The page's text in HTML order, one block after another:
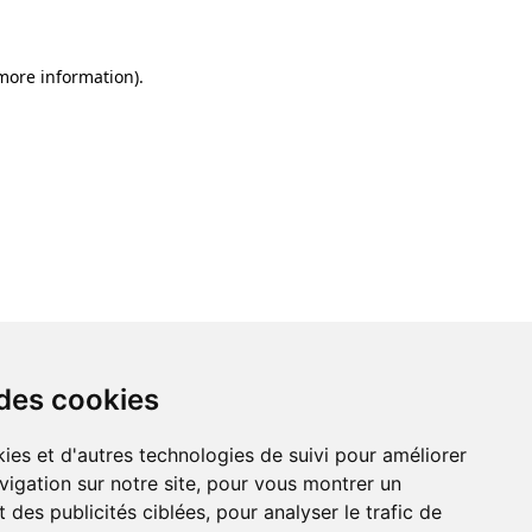
cookies
et d'autres technologies de suivi pour améliorer
sur notre site, pour vous montrer un
des publicités ciblées, pour analyser le trafic de
information).